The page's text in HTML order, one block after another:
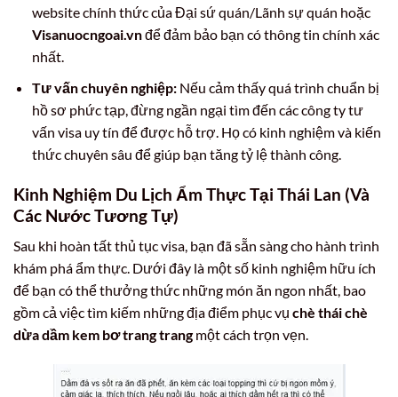
website chính thức của Đại sứ quán/Lãnh sự quán hoặc
Visanuocngoai.vnđể đảm bảo bạn có thông tin chính xác
nhất.
Tư vấn chuyên nghiệp:Nếu cảm thấy quá trình chuẩn bị
hồ sơ phức tạp, đừng ngần ngại tìm đến các công ty tư
vấn visa uy tín để được hỗ trợ. Họ có kinh nghiệm và kiến
thức chuyên sâu để giúp bạn tăng tỷ lệ thành công.
Kinh Nghiệm Du Lịch Ẩm Thực Tại Thái Lan (Và
Các Nước Tương Tự)
Sau khi hoàn tất thủ tục visa, bạn đã sẵn sàng cho hành trình
khám phá ẩm thực. Dưới đây là một số kinh nghiệm hữu ích
để bạn có thể thưởng thức những món ăn ngon nhất, bao
gồm cả việc tìm kiếm những địa điểm phục vụ chè thái chè
dừa dầm kem bơ trang trangmột cách trọn vẹn.